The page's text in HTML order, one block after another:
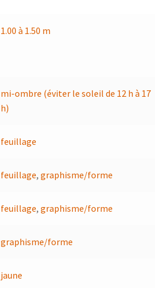
1.00 à 1.50 m
mi-ombre (éviter le soleil de 12 h à 17
h)
feuillage
feuillage,graphisme/forme
feuillage,graphisme/forme
graphisme/forme
jaune